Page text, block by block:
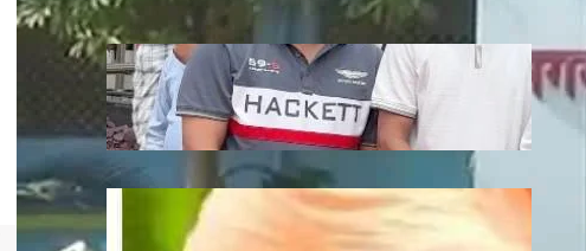
Jagannath: एटी पैलेस में भगवान जगन्नाथ की
स्थापना, डिप्टी सीएम अरुण साव ने रथ यात्रा को
दिखाई हरी झंडी
July 10, 2026.Ronit Sharma
Plantation: यूपी में 12 जुलाई को लगेंगे 35
करोड़ पौधे, CM योगी करेंगे अभियान की शुरुआत